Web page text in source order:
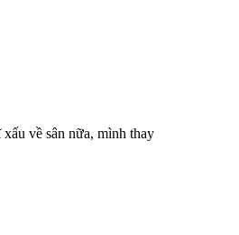
về sân nữa, mình thay